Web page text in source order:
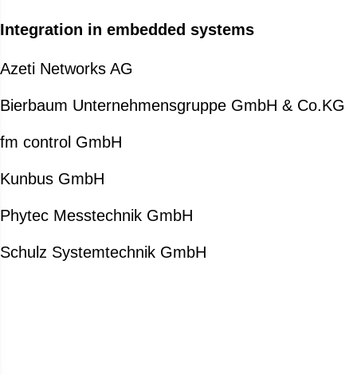
Integration in embedded systems
Azeti Networks AG
Bierbaum Unternehmensgruppe GmbH & Co.KG
fm control GmbH
Kunbus GmbH
Phytec Messtechnik GmbH
Schulz Systemtechnik GmbH